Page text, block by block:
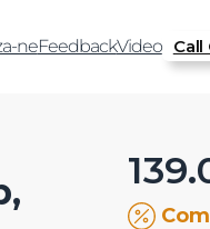
neFeedbackVideo Call